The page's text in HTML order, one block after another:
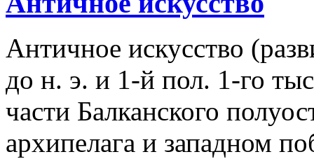
Античное искусство
до н. э. и 1-й пол. 1-го
части Балканского
архипелага и западном